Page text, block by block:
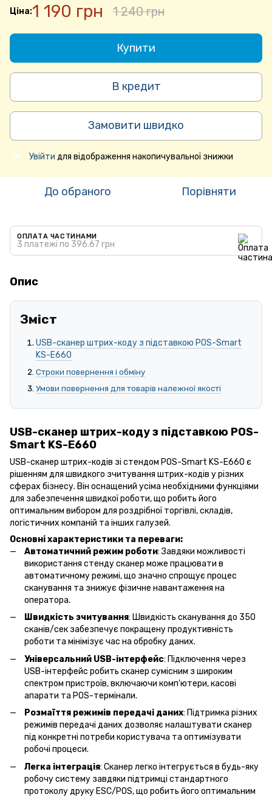
1 190 грн 1 240 грн
Купити
В кредит
Замовити швидко
% Увійти для відображення накопичувальної знижки
До обраного Порівняти
ОПЛАТА ЧАСТИНАМИ
3 платежі по 396.67 грн
Опис
Зміст
USB-сканер штрих-коду з підставкою POS-Smart
KS-E660
Строки повернення і обміну
Умови повернення для товарів належної якості
USB-сканер штрих-коду з підставкою POS-
Smart KS-E660
USB-сканер штрих-кодів зі стендом POS-Smart KS-E660 є
рішенням для швидкого зчитування штрих-кодів у різних
сферах бізнесу. Він оснащений усіма необхідними функціями
для забезпечення швидкої роботи, що робить його
оптимальним вибором для роздрібної торгівлі, складів,
логістичних компаній та інших галузей.
Основні характеристики та переваги:
Автоматичний режим роботи: Завдяки можливості
використання стенду сканер може працювати в
автоматичному режимі, що значно спрощує процес
сканування та знижує фізичне навантаження на
оператора.
Швидкість зчитування: Швидкість сканування до 350
сканів/сек забезпечує покращену продуктивність
роботи та мінімізує час на обробку даних.
Універсальний USB-інтерфейс: Підключення через
USB-інтерфейс робить сканер сумісним з широким
спектром пристроїв, включаючи комп'ютери, касові
апарати та POS-термінали.
Розмаїття режимів передачі даних: Підтримка різних
режимів передачі даних дозволяє налаштувати сканер
під конкретні потреби користувача та оптимізувати
робочі процеси.
Легка інтеграція: Сканер легко інтегрується в будь-яку
робочу систему завдяки підтримці стандартного
протоколу друку ESC/POS, що робить його оптимальним